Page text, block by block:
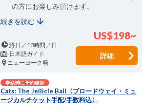
の方にお楽しみ頂けます。
続きを読む
US$198~
終日／13時間／日
日本語ガイド
ニューヨーク発
詳細
申込時に予約確定
Cats: The Jellicle Ball〈ブロードウェイ・ミュ
ージカルチケット手配/手数料込〉